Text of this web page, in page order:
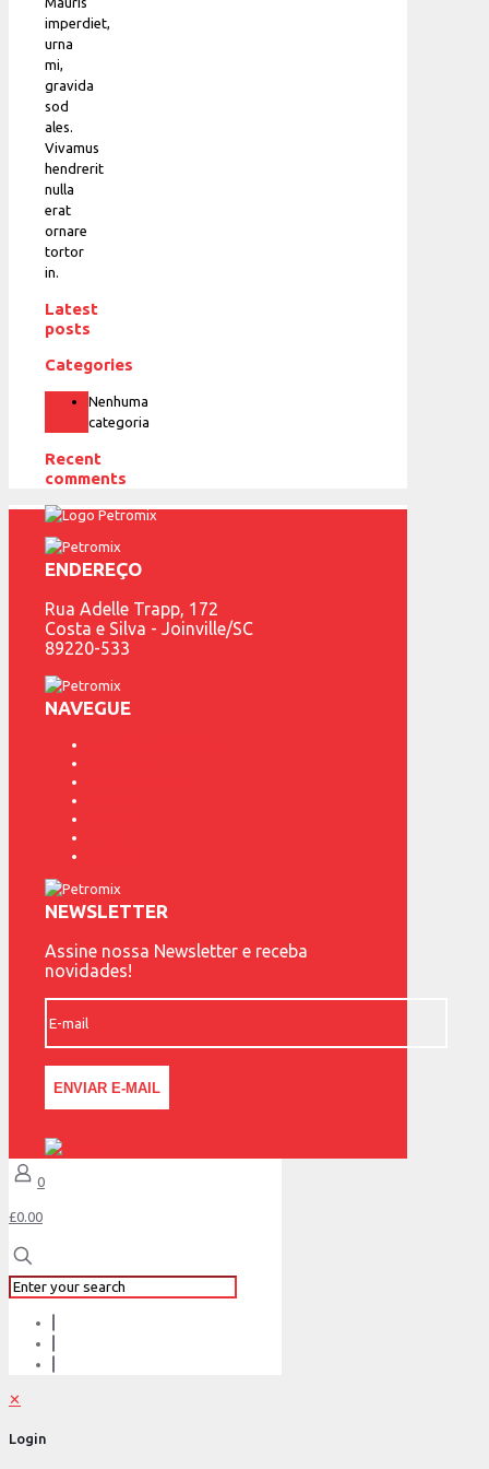
imperdiet,
urna
mi,
gravida
sod
ales.
Vivamus
hendrerit
nulla
erat
ornare
tortor
in.
Latest
posts
Categories
Nenhuma
categoria
Recent
comments
ENDEREÇO
Rua Adelle Trapp, 172
Costa e Silva - Joinville/SC
89220-533
NAVEGUE
NEWSLETTER
Assine nossa Newsletter e receba
novidades!
0
£0.00
✕
Login